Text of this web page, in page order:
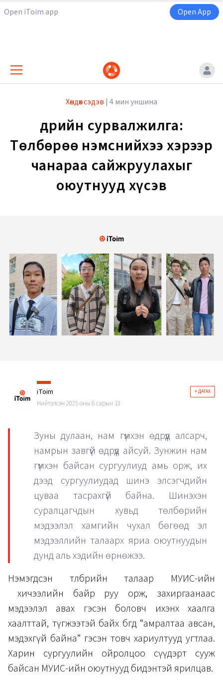
Open iToim app Open App
Хөндөх сэдэв | 4 мин уншина
Өдрийн сурвалжилга:
Төлбөрөө нэмснийхээ хэрээр
чанараа сайжруулахыг
оюутнууд хүсэв
iToim + ДАГАХ
Нийтэлсэн 2025 оны 8 сарын 13
Зуны дулаан, нам гүмхэн өдрүүд алсарч,
намрын завгүй өдрүүд айсуй. Зунжин нам
гүмхэн байсан сургуулиуд амь орж, их
дээд сургуулиудад шинэ элсэгчдийн
цуваа тасрахгүй байна. Шинэхэн
суралцагчдын хувьд төлбөрийн
мэдээлэл хамгийн чухал бөгөөд эл
мэдээллийн талаарх яриа оюутнуудын
дунд аль хэдийн өрнөжээ.
Нэмэгдсэн төлбөрийн талаар МУИС-ийн
хичээлийн байр руу орж, захиргаанаас
мэдээлэл авах гэсэн боловч ихэнх хаалга
хаалттай, түгжээтэй байх бөгөөд “амралтаа авсан,
мэдэхгүй байна” гэсэн товч хариултууд угтлаа.
Харин сургуулийн ойролцоо сүүдэрт сууж
байсан МУИС-ийн оюутнууд бидэнтэй ярилцав.